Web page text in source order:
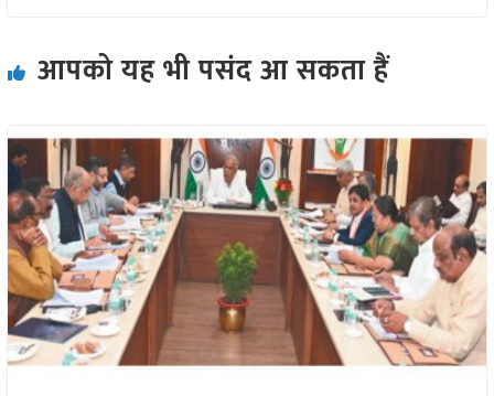
आपको यह भी पसंद आ सकता हैं